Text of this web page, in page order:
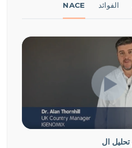
NACE الفوائد